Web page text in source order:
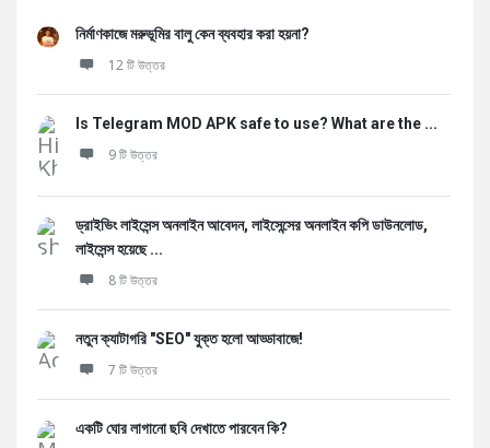
নির্মাণকাজে মরুভূমির বালু কেন ব্যবহার করা হয়না?
12 টি উত্তর
Is Telegram MOD APK safe to use? What are the ...
9 টি উত্তর
ড্রাইভিং লাইসেন্স অনলাইন আবেদন, লাইসেন্সের অনলাইন কপি ডাউনলোড,
লাইসেন্স হয়েছে ...
8 টি উত্তর
নতুন ক্যাটাগরি "SEO" যুক্ত হলো আড্ডাবাজে!
7 টি উত্তর
একটি ঘোর লাগানো ছবি দেখাতে পারবেন কি?